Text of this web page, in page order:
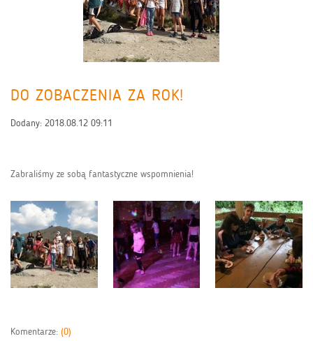
DO ZOBACZENIA ZA ROK!
Dodany: 2018.08.12 09:11
Zabraliśmy ze sobą fantastyczne wspomnienia!
Komentarze: (0)